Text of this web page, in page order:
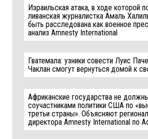
Израильская атака, в ходе которой
ливанская журналистка Амаль
быть расследована как военное
анализ Amnesty International
Гватемала: узники совести Луис
Чаклан смогут вернуться домой к
Африканские государства не
соучастниками политики США по
третьи страны». Объясняют
директора Amnesty International по